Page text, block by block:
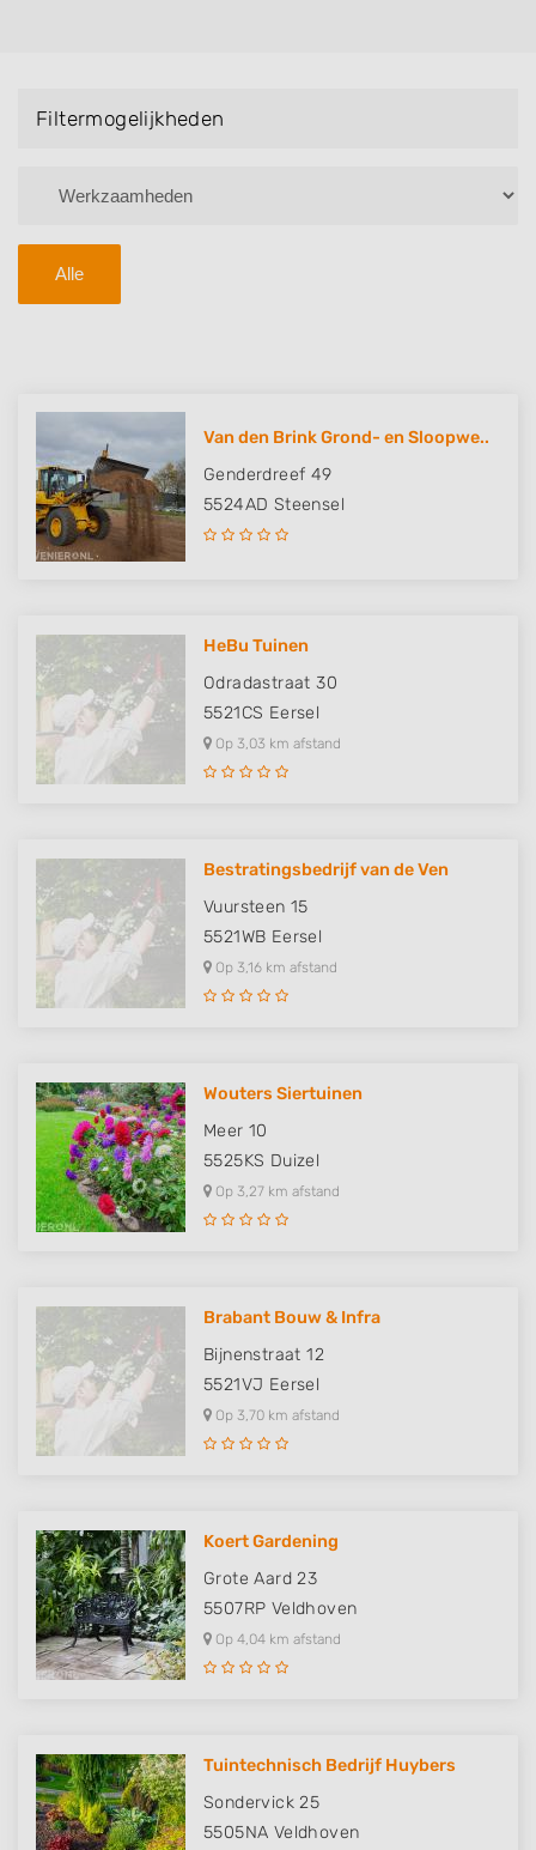
Filtermogelijkheden
Alle
Van den Brink Grond- en Sloopwe..
Genderdreef 49
5524AD Steensel
HeBu Tuinen
Odradastraat 30
5521CS Eersel
Op 3,03 km afstand
Bestratingsbedrijf van de Ven
Vuursteen 15
5521WB Eersel
Op 3,16 km afstand
Wouters Siertuinen
Meer 10
5525KS Duizel
Op 3,27 km afstand
Brabant Bouw & Infra
Bijnenstraat 12
5521VJ Eersel
Op 3,70 km afstand
Koert Gardening
Grote Aard 23
5507RP Veldhoven
Op 4,04 km afstand
Tuintechnisch Bedrijf Huybers
Sondervick 25
5505NA Veldhoven